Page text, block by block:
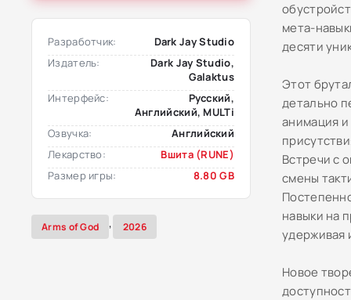
Разработчик:
Dark Jay Studio
Издатель:
Dark Jay Studio,
Galaktus
Интерфейс:
Русский,
Английский, MULTi
Озвучка:
Английский
Лекарство:
Вшита (RUNE)
Размер игры:
8.80 GB
Arms of God , 2026
мета-
десяти
Этот
детально
анимация
Встречи с
смены
навыки на
удерживая
Новое